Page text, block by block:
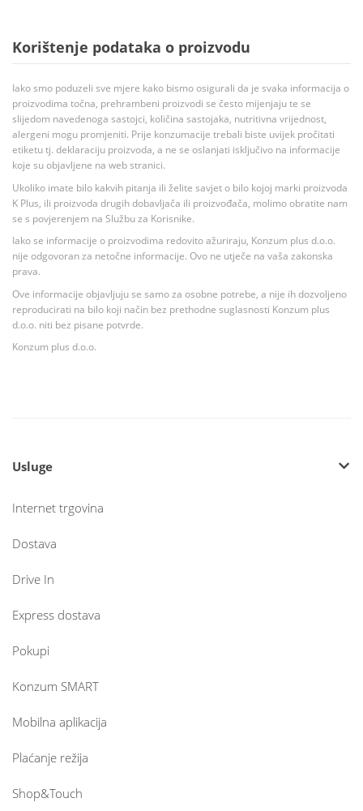
Korištenje podataka o proizvodu
Iako smo poduzeli sve mjere kako bismo osigurali da je svaka informacija o
proizvodima točna, prehrambeni proizvodi se često mijenjaju te se
slijedom navedenoga sastojci, količina sastojaka, nutritivna vrijednost,
alergeni mogu promjeniti. Prije konzumacije trebali biste uvijek pročitati
etiketu tj. deklaraciju proizvoda, a ne se oslanjati isključivo na informacije
koje su objavljene na web stranici.
Ukoliko imate bilo kakvih pitanja ili želite savjet o bilo kojoj marki proizvoda
K Plus, ili proizvoda drugih dobavljača ili proizvođača, molimo obratite nam
se s povjerenjem na Službu za Korisnike.
Iako se informacije o proizvodima redovito ažuriraju, Konzum plus d.o.o.
nije odgovoran za netočne informacije. Ovo ne utječe na vaša zakonska
prava.
Ove informacije objavljuju se samo za osobne potrebe, a nije ih dozvoljeno
reproducirati na bilo koji način bez prethodne suglasnosti Konzum plus
d.o.o. niti bez pisane potvrde.
Konzum plus d.o.o.
Usluge
Internet trgovina
Dostava
Drive In
Express dostava
Pokupi
Konzum SMART
Mobilna aplikacija
Plaćanje režija
Shop&Touch